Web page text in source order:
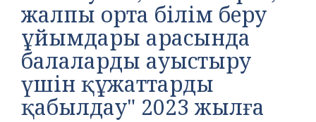
жалпы орта білім беру
ұйымдары арасында
балаларды ауыстыру
үшін құжаттарды
қабылдау" 2023 жылға